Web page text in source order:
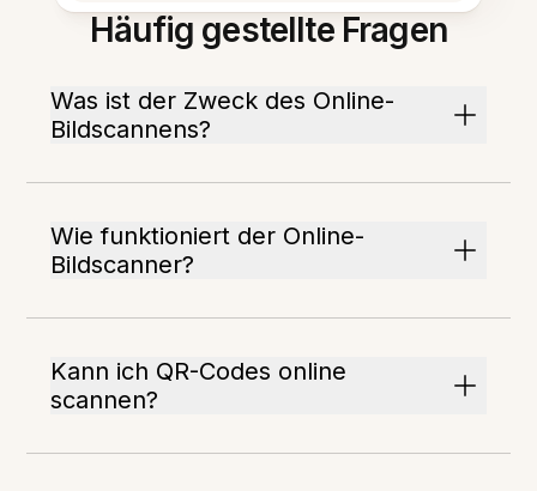
Häufig gestellte Fragen
Was ist der Zweck des Online-
Bildscannens?
Wie funktioniert der Online-
Bildscanner?
Kann ich QR-Codes online
scannen?